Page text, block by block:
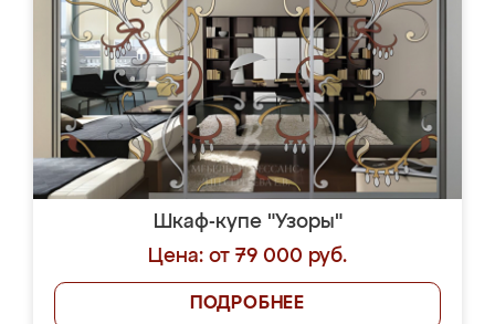
Шкаф-купе "Узоры"
Цена: от 79 000 руб.
ПОДРОБНЕЕ